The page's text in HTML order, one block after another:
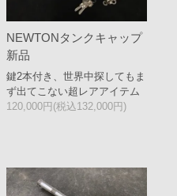
NEWTONタンクキャップ
新品
鍵2本付き、世界中探してもま
ず出てこない超レアアイテム
120,000円(税込132,000円)